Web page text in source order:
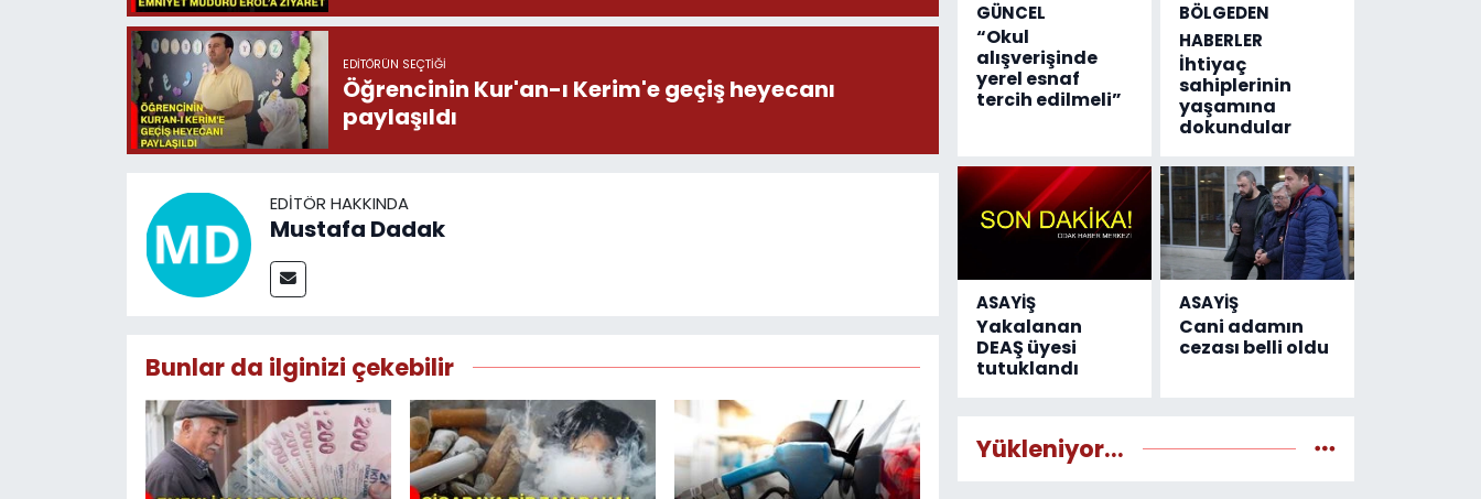
EDITÖRÜN SEÇTIĞI
Öğrencinin Kur'an-ı Kerim'e geçiş heyecanı
paylaşıldı
EDITÖR HAKKINDA
Mustafa Dadak
Bunlar da ilginizi çekebilir
GÜNCEL
“Okul
alışverişinde
yerel esnaf
tercih edilmeli”
BÖLGEDEN
HABERLER
İhtiyaç
sahiplerinin
yaşamına
dokundular
ASAYİŞ
Yakalanan
DEAŞ üyesi
tutuklandı
ASAYİŞ
Cani adamın
cezası belli oldu
Yükleniyor...